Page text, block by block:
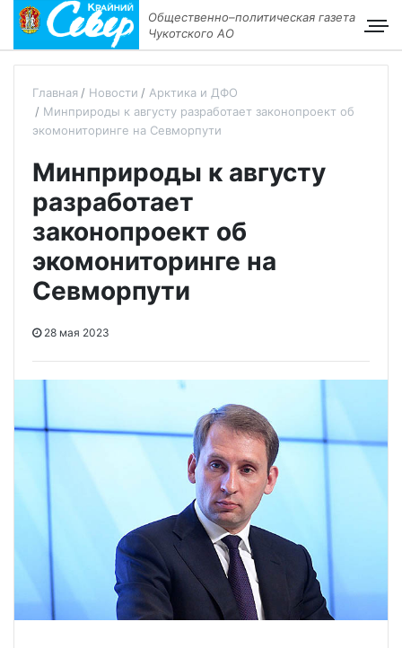
Общественно–политическая газета
Чукотского АО
Главная Новости
Арктика и ДФО
Минприроды к августу разработает законопроект об
экомониторинге на Севморпути
Минприроды к августу
разработает
законопроект об
экомониторинге на
Севморпути
28 мая 2023